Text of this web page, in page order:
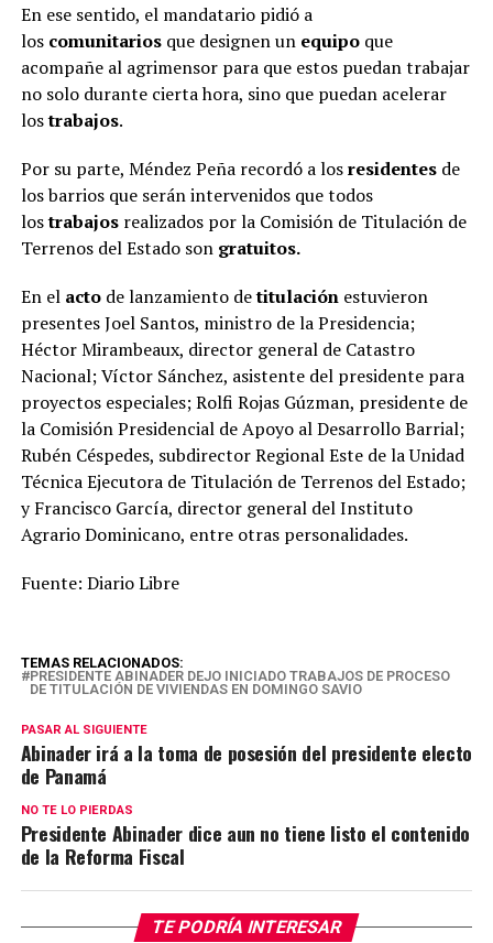
En ese sentido, el mandatario pidió a
los comunitariosque designen un equipoque
acompañe al agrimensor para que estos puedan trabajar
no solo durante cierta hora, sino que puedan acelerar
lostrabajos.
Por su parte, Méndez Peña recordó a losresidentesde
los barrios que serán intervenidos que todos
lostrabajosrealizados por la Comisión de Titulación de
Terrenos del Estado son gratuitos.
En el actode lanzamiento detitulaciónestuvieron
presentes Joel Santos, ministro de la Presidencia;
Héctor Mirambeaux, director general de Catastro
Nacional; Víctor Sánchez, asistente del presidente para
proyectos especiales; Rolfi Rojas Gúzman, presidente de
la Comisión Presidencial de Apoyo al Desarrollo Barrial;
Rubén Céspedes, subdirector Regional Este de la Unidad
Técnica Ejecutora de Titulación de Terrenos del Estado;
y Francisco García, director general del Instituto
Agrario Dominicano, entre otras personalidades.
Fuente: Diario Libre
TEMAS RELACIONADOS:
PRESIDENTE ABINADER DEJO INICIADO TRABAJOS DE PROCESO
DE TITULACIÓN DE VIVIENDAS EN DOMINGO SAVIO
PASAR AL SIGUIENTE
Abinader irá a la toma de posesión del presidente electo
de Panamá
NO TE LO PIERDAS
Presidente Abinader dice aun no tiene listo el contenido
de la Reforma Fiscal
TE PODRÍA INTERESAR